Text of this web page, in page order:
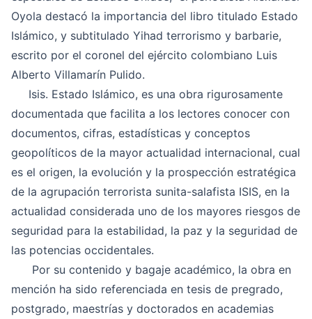
Oyola destacó la importancia del libro titulado Estado
Islámico, y subtitulado Yihad terrorismo y barbarie,
escrito por el coronel del ejército colombiano Luis
Alberto Villamarín Pulido.
Isis. Estado Islámico, es una obra rigurosamente
documentada que facilita a los lectores conocer con
documentos, cifras, estadísticas y conceptos
geopolíticos de la mayor actualidad internacional, cual
es el origen, la evolución y la prospección estratégica
de la agrupación terrorista sunita-salafista ISIS, en la
actualidad considerada uno de los mayores riesgos de
seguridad para la estabilidad, la paz y la seguridad de
las potencias occidentales.
Por su contenido y bagaje académico, la obra en
mención ha sido referenciada en tesis de pregrado,
postgrado, maestrías y doctorados en academias